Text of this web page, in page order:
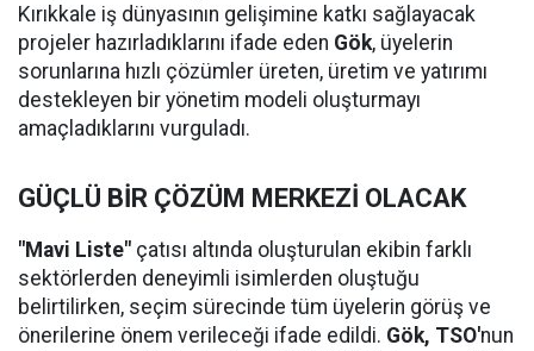
Kırıkkale iş dünyasının gelişimine katkı sağlayacak
projeler hazırladıklarını ifade eden Gök, üyelerin
sorunlarına hızlı çözümler üreten, üretim ve yatırımı
destekleyen bir yönetim modeli oluşturmayı
amaçladıklarını vurguladı.
GÜÇLÜ BİR ÇÖZÜM MERKEZİ OLACAK
"Mavi Liste" çatısı altında oluşturulan ekibin farklı
sektörlerden deneyimli isimlerden oluştuğu
belirtilirken, seçim sürecinde tüm üyelerin görüş ve
önerilerine önem verileceği ifade edildi. Gök, TSO'nun